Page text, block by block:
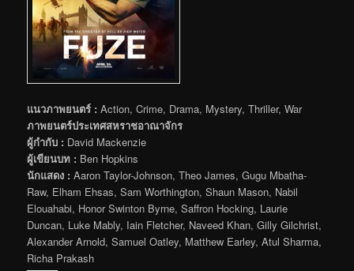
แนวภาพยนตร์ : Action, Crime, Drama, Mystery, Thriller, War
ภาพยนตร์ประเทศสหราชอาณาจักร
ผู้กำกับ : David Mackenzie
ผู้เขียนบท : Ben Hopkins
นักแสดง : Aaron Taylor-Johnson, Theo James, Gugu Mbatha-
Raw, Elham Ehsas, Sam Worthington, Shaun Mason, Nabil
Elouahabi, Honor Swinton Byrne, Saffron Hocking, Laurie
Duncan, Luke Mably, Iain Fletcher, Naveed Khan, Gilly Gilchrist,
Alexander Arnold, Samuel Oatley, Matthew Earley, Atul Sharma,
Richa Prakash